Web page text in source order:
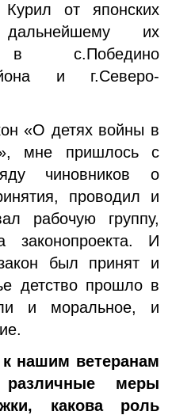
от японских
их
в с.Победино
и г.Северо-
«О детях войны в
мне пришлось с
чиновников о
проводил и
рабочую группу,
законопроекта. И
был принят и
детство прошло в
и моральное, и
нашим ветеранам
меры
какова роль